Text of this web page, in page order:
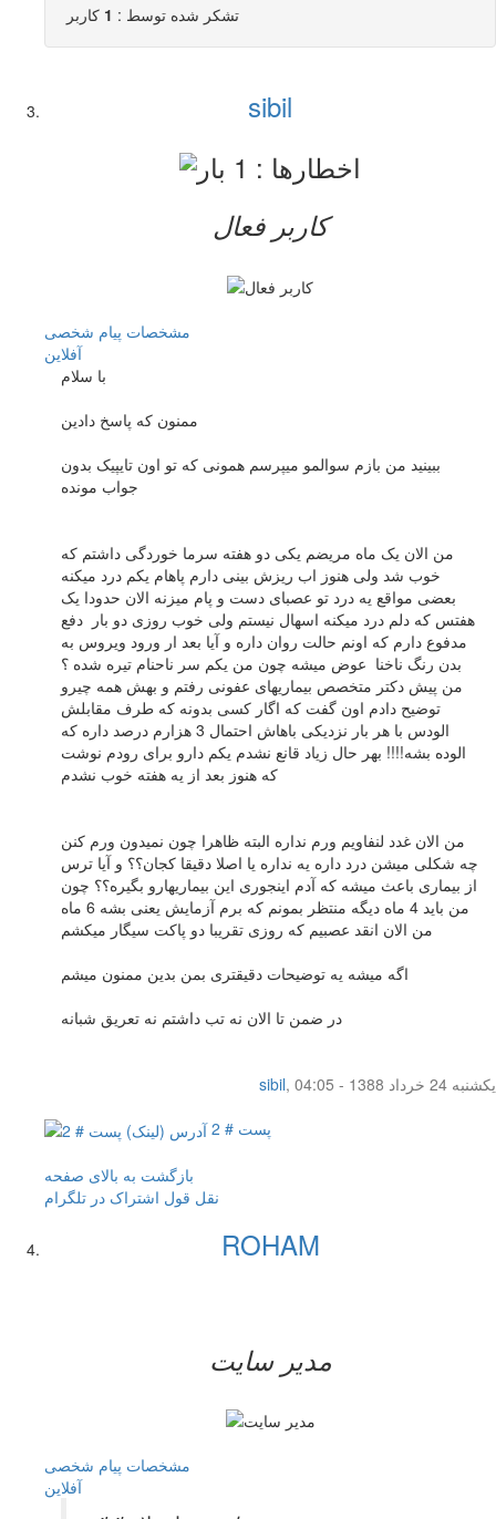
تشکر شده توسط : 1 کاربر
sibil
کاربر فعال
مشخصات پیام شخصی
آفلاين
با سلام
ممنون که پاسخ دادین
ببینید من بازم سوالمو میپرسم همونی که تو اون تایپیک بدون
جواب مونده
من الان یک ماه مریضم یکی دو هفته سرما خوردگی داشتم که
خوب شد ولی هنوز اب ریزش بینی دارم پاهام یکم درد میکنه
بعضی مواقع یه درد تو عصبای دست و پام میزنه الان حدودا یک
هفتس که دلم درد میکنه اسهال نیستم ولی خوب روزی دو بار دفع
مدفوع دارم که اونم حالت روان داره و آیا بعد ار ورود ویروس به
بدن رنگ ناخنا عوض میشه چون من یکم سر ناحنام تیره شده ؟
من پیش دکتر متخصص بیماریهای عفونی رفتم و بهش همه چیرو
توضیح دادم اون گفت که اگار کسی بدونه که طرف مقابلش
الودس با هر بار نزدیکی باهاش احتمال 3 هزارم درصد داره که
الوده بشه!!!! بهر حال زیاد قانع نشدم یکم دارو برای رودم نوشت
که هنوز بعد از یه هفته خوب نشدم
من الان غدد لنفاویم ورم نداره البته ظاهرا چون نمیدون ورم کنن
چه شکلی میشن درد داره یه نداره یا اصلا دقیقا کجان؟؟ و آیا ترس
از بیماری باعث میشه که آدم اینجوری این بیماریهارو بگیره؟؟ چون
من باید 4 ماه دیگه منتظر بمونم که برم آزمایش یعنی بشه 6 ماه
من الان انقد عصبیم که روزی تقریبا دو پاکت سیگار میکشم
اگه میشه یه توضیحات دقیقتری بمن بدین ممنون میشم
در ضمن تا الان نه تب داشتم نه تعریق شبانه
sibil,
یکشنبه 24 خرداد 1388 - 04:05
پست # 2
بازگشت به بالای صفحه
نقل قول اشتراک در تلگرام
ROHAM
مدیر سایت
مشخصات پیام شخصی
آفلاين